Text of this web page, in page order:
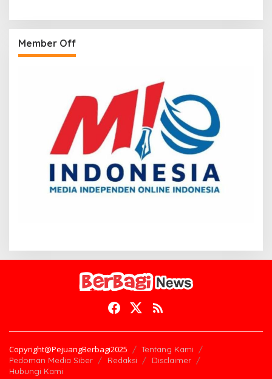
Member Off
Copyright@PejuangBerbagi2025
Tentang Kami
Pedoman Media Siber
Redaksi
Disclaimer
Hubungi Kami